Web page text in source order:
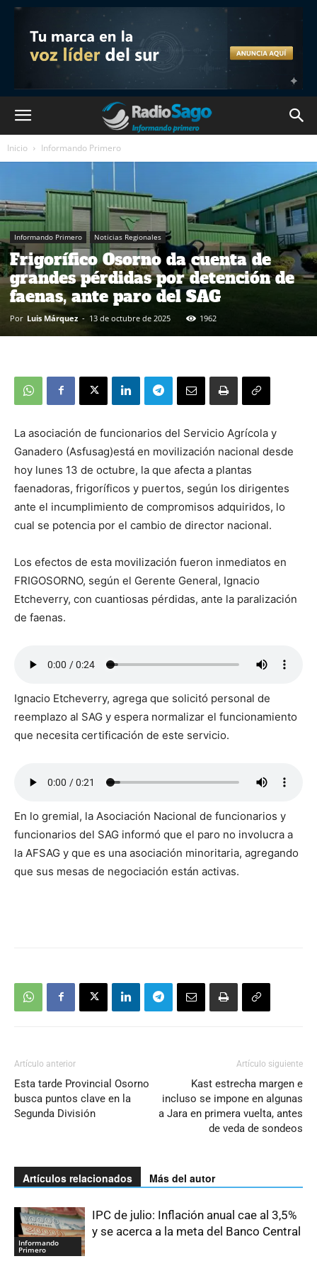
Inicio Informando Primero
Informando Primero Noticias Regionales
Frigorífico Osorno da cuenta de
grandes pérdidas por detención de
faenas, ante paro del SAG
Por Luis Márquez - 13 de octubre de 2025 1962
La asociación de funcionarios del Servicio Agrícola y
Ganadero (Asfusag)está en movilización nacional desde
hoy lunes 13 de octubre, la que afecta a plantas
faenadoras, frigoríficos y puertos, según los dirigentes
ante el incumplimiento de compromisos adquiridos, lo
cual se potencia por el cambio de director nacional.
Los efectos de esta movilización fueron inmediatos en
FRIGOSORNO, según el Gerente General, Ignacio
Etcheverry, con cuantiosas pérdidas, ante la paralización
de faenas.
Ignacio Etcheverry, agrega que solicitó personal de
reemplazo al SAG y espera normalizar el funcionamiento
que necesita certificación de este servicio.
En lo gremial, la Asociación Nacional de funcionarios y
funcionarios del SAG informó que el paro no involucra a
la AFSAG y que es una asociación minoritaria, agregando
que sus mesas de negociación están activas.
Artículo anterior
Esta tarde Provincial Osorno
busca puntos clave en la
Segunda División
Artículo siguiente
Kast estrecha margen e
incluso se impone en algunas
a Jara en primera vuelta, antes
de veda de sondeos
Artículos relacionados Más del autor
Informando
Primero
IPC de julio: Inflación anual cae al 3,5%
y se acerca a la meta del Banco Central